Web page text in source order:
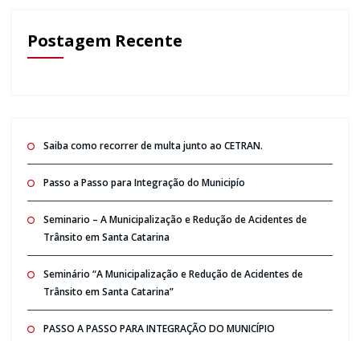
Postagem Recente
Saiba como recorrer de multa junto ao CETRAN.
Passo a Passo para Integração do Municipío
Seminario – A Municipalização e Redução de Acidentes de
Trânsito em Santa Catarina
Seminário “A Municipalização e Redução de Acidentes de
Trânsito em Santa Catarina”
PASSO A PASSO PARA INTEGRAÇÃO DO MUNICÍPIO